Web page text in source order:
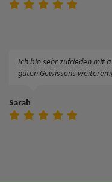
Ich bin sehr zufrieden mit
guten Gewissens
Sarah